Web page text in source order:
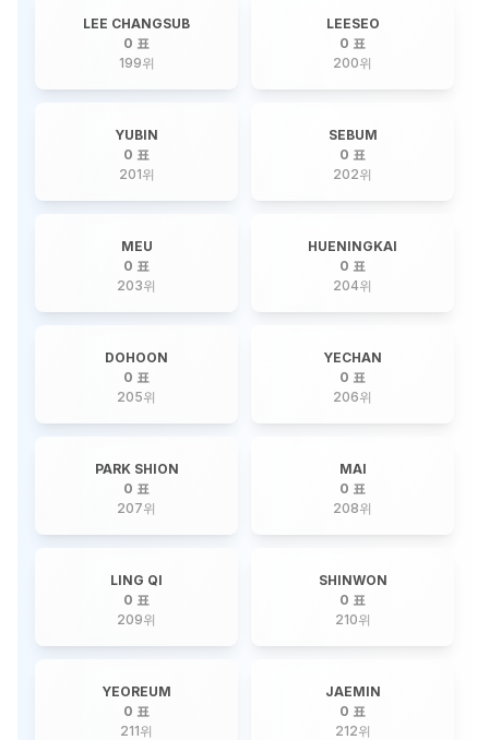
LEE CHANGSUB
0 표
199위
LEESEO
0 표
200위
YUBIN
0 표
201위
SEBUM
0 표
202위
MEU
0 표
203위
HUENINGKAI
0 표
204위
DOHOON
0 표
205위
YECHAN
0 표
206위
PARK SHION
0 표
207위
MAI
0 표
208위
LING QI
0 표
209위
SHINWON
0 표
210위
YEOREUM
0 표
211위
JAEMIN
0 표
212위